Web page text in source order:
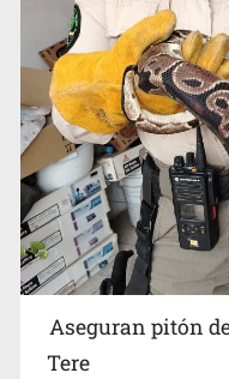
Aseguran pitón
Tere